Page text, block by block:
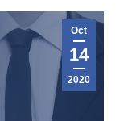
Oct
14
2020